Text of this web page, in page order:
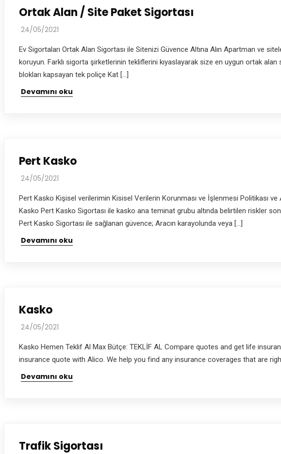
Ortak Alan / Site Paket Sigortası
24/05/2021
Ev Sigortaları Ortak Alan Sigortası ile Sitenizi Güvence Altına Alın Apartman ve
koruyun. Farklı sigorta şirketlerinin tekliflerini kıyaslayarak size en uygun ortak
blokları kapsayan tek poliçe Kat […]
Devamını oku
Pert Kasko
24/05/2021
Pert Kasko Kişisel verilerimin Kisisel Verilerin Korunması ve İşlenmesi Politikası
Kasko Pert Kasko Sigortası ile kasko ana teminat grubu altında belirtilen riskler
Pert Kasko Sigortası ile sağlanan güvence; Aracın karayolunda veya […]
Devamını oku
Kasko
24/05/2021
Kasko Hemen Teklif Al Max Bütçe: TEKLİF AL Compare quotes and get life
insurance quote with Alico. We help you find any insurance coverages that are
Devamını oku
Trafik Sigortası